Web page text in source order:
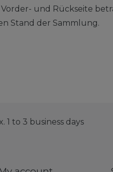
und Rückseite
Stand der Sammlung.
to 3 business days